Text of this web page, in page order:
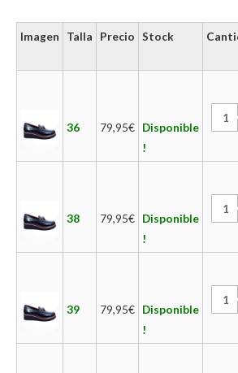
Imagen Talla Precio Stock
36 79,95€ Disponible
!
38 79,95€ Disponible
!
39 79,95€ Disponible
!